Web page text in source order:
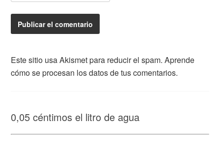
Este sitio usa Akismet para reducir el spam.Aprende
cómo se procesan los datos de tus comentarios.
0,05 céntimos el litro de agua